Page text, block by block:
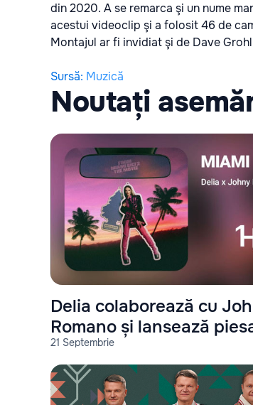
din 2020. A se remarca şi un nume
acestui videoclip şi a folosit 46 de
Montajul ar fi invidiat şi de Dave
Sursă: Muzică
Noutați
21 Septembrie
Delia colaborează cu
Romano și lansează
"Miami"